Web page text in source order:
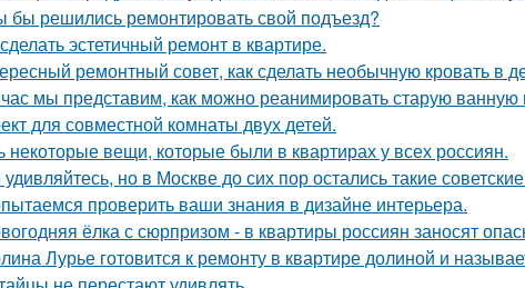
бы решились ремонтировать свой подъезд?
эстетичный ремонт в квартире.
ремонтный совет, как сделать необычную кровать в
мы представим, как можно реанимировать старую ванную
для совместной комнаты двух детей.
некоторые вещи, которые были в квартирах у всех россиян.
но в Москве до сих пор остались такие
проверить ваши знания в дизайне интерьера.
ёлка с сюрпризом - в квартиры россиян заносят
Лурье готовится к ремонту в квартире долиной и